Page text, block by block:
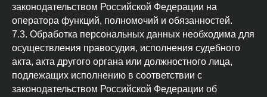
законодательством Российской Федерации на
оператора функций, полномочий и обязанностей.
7.3. Обработка персональных данных необходима для
осуществления правосудия, исполнения судебного
акта, акта другого органа или должностного лица,
подлежащих исполнению в соответствии с
законодательством Российской Федерации об